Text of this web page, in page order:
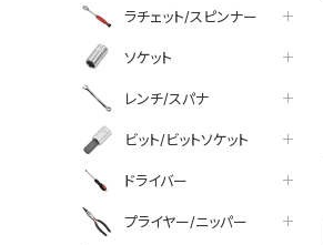
ラチェット/スピンナー
ソケット
レンチ/スパナ
ビット/ビットソケット
ドライバー
プライヤー/ニッパー